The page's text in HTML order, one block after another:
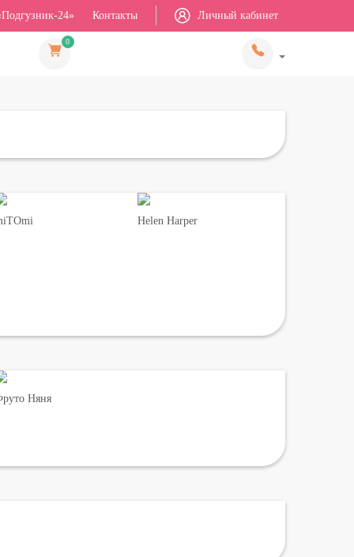
24» Контакты Личный кабинет
0
Helen Harper
Няня